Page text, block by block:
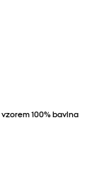
100% bavlna